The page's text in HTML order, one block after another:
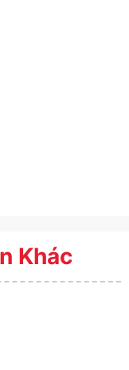
Khác